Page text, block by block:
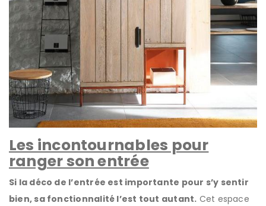
Les incontournables pour
ranger son entrée
Si la déco de l’entrée est importante pour s’y sentir
bien, sa fonctionnalité l’est tout autant. Cet espace